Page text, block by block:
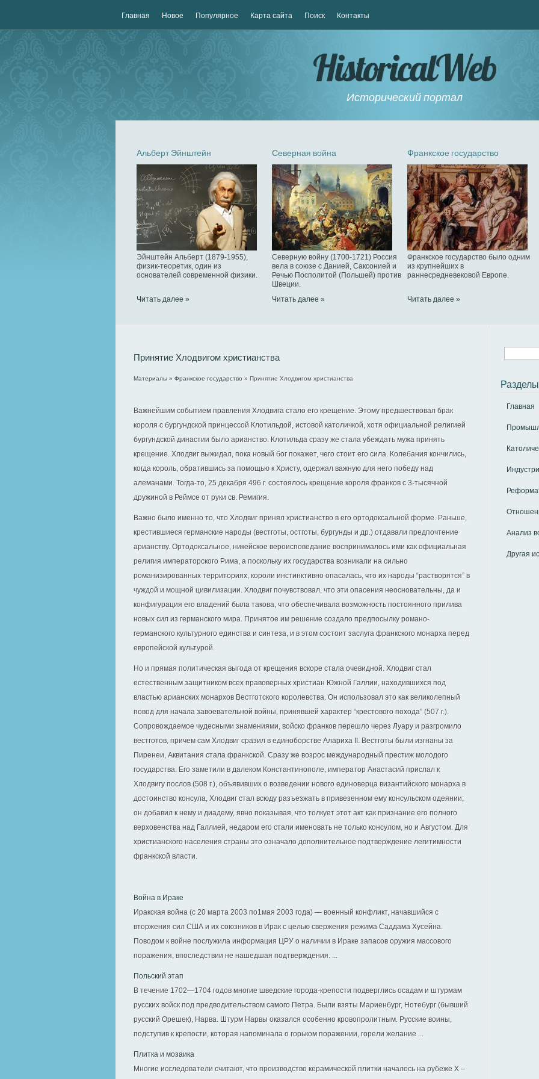
Главная Новое Популярное Карта сайта Поиск Контакты
HistoricalWeb
Исторический портал
Альберт Эйнштейн
Эйнштейн Альберт (1879-1955),
физик-теоретик, один из
основателей современной физики.
Читать далее »
Северная война
Северную войну (1700-1721) Россия
вела в союзе с Данией, Саксонией и
Речью Посполитой (Польшей) против
Швеции.
Читать далее »
Франкское государство
Франкское государство было одним
из крупнейших в
раннесредневековой Европе.
Читать далее »
Принятие Хлодвигом христианства
Материалы » Франкское государство » Принятие Хлодвигом христианства
Важнейшим событием правления Хлодвига стало его крещение. Этому предшествовал брак
короля с бургундской принцессой Клотильдой, истовой католичкой, хотя официальной религией
бургундской династии было арианство. Клотильда сразу же стала убеждать мужа принять
крещение. Хлодвиг выжидал, пока новый бог покажет, чего стоит его сила. Колебания кончились,
когда король, обратившись за помощью к Христу, одержал важную для него победу над
алеманами. Тогда-то, 25 декабря 496 г. состоялось крещение короля франков с 3-тысячной
дружиной в Реймсе от руки св. Ремигия.
Важно было именно то, что Хлодвиг принял христианство в его ортодоксальной форме. Раньше,
крестившиеся германские народы (вестготы, остготы, бургунды и др.) отдавали предпочтение
арианству. Ортодоксальное, никейское вероисповедание воспринималось ими как официальная
религия императорского Рима, а поскольку их государства возникали на сильно
романизированных территориях, короли инстинктивно опасалась, что их народы “растворятся” в
чуждой и мощной цивилизации. Хлодвиг почувствовал, что эти опасения неосновательны, да и
конфигурация его владений была такова, что обеспечивала возможность постоянного прилива
новых сил из германского мира. Принятое им решение создало предпосылку романо-
германского культурного единства и синтеза, и в этом состоит заслуга франкского монарха перед
европейской культурой.
Но и прямая политическая выгода от крещения вскоре стала очевидной. Хлодвиг стал
естественным защитником всех правоверных христиан Южной Галлии, находившихся под
властью арианских монархов Вестготского королевства. Он использовал это как великолепный
повод для начала завоевательной войны, принявшей характер “крестового похода” (507 г.).
Сопровождаемое чудесными знамениями, войско франков перешло через Луару и разгромило
вестготов, причем сам Хлодвиг сразил в единоборстве Алариха II. Вестготы были изгнаны за
Пиренеи, Аквитания стала франкской. Сразу же возрос международный престиж молодого
государства. Его заметили в далеком Константинополе, император Анастасий прислал к
Хлодвигу послов (508 г.), объявивших о возведении нового единоверца византийского монарха в
достоинство консула, Хлодвиг стал всюду разъезжать в привезенном ему консульском одеянии;
он добавил к нему и диадему, явно показывая, что толкует этот акт как признание его полного
верховенства над Галлией, недаром его стали именовать не только консулом, но и Августом. Для
христианского населения страны это означало дополнительное подтверждение легитимности
франкской власти.
Война в Ираке
Иракская война (с 20 марта 2003 по1мая 2003 года) — военный конфликт, начавшийся с
вторжения сил США и их союзников в Ирак с целью свержения режима Саддама Хусейна.
Поводом к войне послужила информация ЦРУ о наличии в Ираке запасов оружия массового
поражения, впоследствии не нашедшая подтверждения. ...
Польский этап
В течение 1702—1704 годов многие шведские города-крепости подверглись осадам и штурмам
русских войск под предводительством самого Петра. Были взяты Мариенбург, Нотебург (бывший
русский Орешек), Нарва. Штурм Нарвы оказался особенно кровопролитным. Русские воины,
подступив к крепости, которая напоминала о горьком поражении, горели желание ...
Плитка и мозаика
Многие исследователи считают, что производство керамической плитки началось на рубеже X –
Разделы
Главная
Анализ
Другая